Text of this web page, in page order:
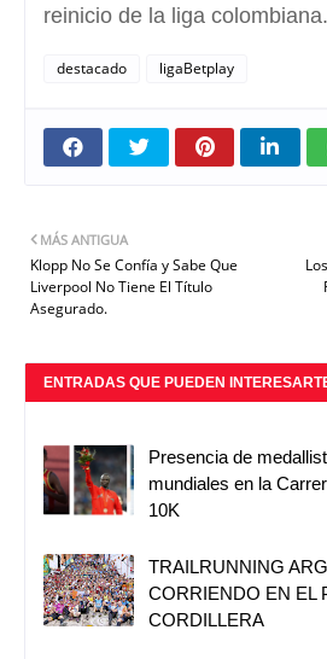
reinicio de la liga colombiana.
destacado ligaBetplay
MÁS ANTIGUA
Klopp No Se Confía y Sabe Que
Liverpool No Tiene El Título
Asegurado.
ENTRADAS QUE PUEDEN
Presencia de
mundiales en la
10K
TRAILRUNNING
CORRIENDO EN EL
CORDILLERA